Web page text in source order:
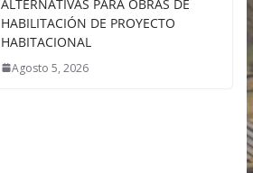
ALTERNATIVAS PARA OBRAS DE
HABILITACIÓN DE PROYECTO
HABITACIONAL
Agosto 5, 2026